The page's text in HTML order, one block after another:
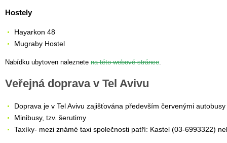
Hostely
Hayarkon 48
Mugraby Hostel
Nabídku ubytoven naleznete na této webové stránce.
Veřejná doprava v Tel Avivu
Doprava je v Tel Avivu zajišťována především červenými
Minibusy, tzv. šerutimy
Taxíky- mezi známé taxi společnosti patří: Kastel (03-6993322)